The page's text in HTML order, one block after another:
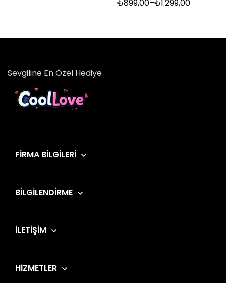
₺899,00–₺1.299,00
Sevgiline En Özel Hediye
FIRMA BILGILERI
BILGILENDIRME
İLETIŞIM
HIZMETLER